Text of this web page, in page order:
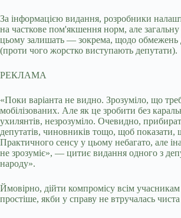
За інформацією видання, розробники
на часткове пом'якшення норм, але
цьому залишать — зокрема, щодо обмежень
(проти чого жорстко виступають депутати).
РЕКЛАМА
«Поки варіанта не видно. Зрозуміло, що
мобілізованих. Але як це зробити без
ухилянтів, незрозуміло. Очевидно,
депутатів, чиновників тощо, щоб показати,
Практичного сенсу у цьому небагато, але
не зрозуміє», — цитиє видання одного з
народу».
Ймовірно, дійти компромісу всім
простіше, якби у справу не втручалась